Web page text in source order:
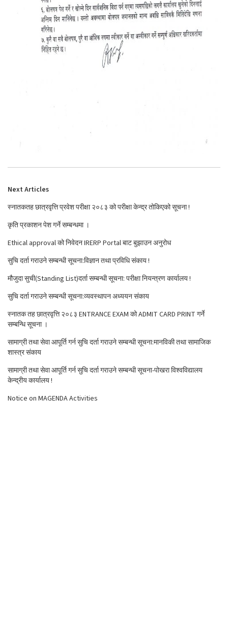
Next Articles
स्नातकतह छात्रवृत्ति प्रवेश परीक्षा २०८३ को परीक्षा केन्द्र तोकिएको सूचना !
कृति प्रकाशन पेश गर्ने सम्बन्धमा ।
Ethical approval को निवेदन IRERP Portal बाट बुझाउन अनुरोध
सुचि दर्ता गराउने सम्बन्धी सूचना:विज्ञान तथा प्रविधि संकाय !
मौजुदा सुची(Standing List)दर्ता सम्बन्धी सूचना: परीक्षा नियन्त्रण कार्यालय !
सुचि दर्ता गराउने सम्बन्धी सूचना:व्यवस्थापन अध्ययन संकाय
स्नातक तह छात्रवृत्ति २०८३ ENTRANCE EXAM को ADMIT CARD PRINT गर्ने
सम्बन्धि सूचना ।
सामाग्री तथा सेवा आपूर्ति गर्न सुचि दर्ता गराउने सम्बन्धी सूचना:मानविकी तथा सामाजिक
शास्त्र संकाय
सामाग्री तथा सेवा आपूर्ति गर्न सुचि दर्ता गराउने सम्बन्धी सूचना-पोखरा विश्वविद्यालय
केन्द्रीय कार्यालय !
Notice on MAGENDA Activities